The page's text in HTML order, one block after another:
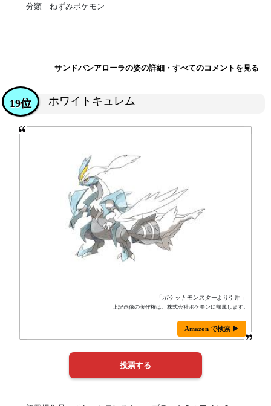
分類 ねずみポケモン
サンドパンアローラの姿の詳細・すべてのコメントを見る
ホワイトキュレム
19位
「ポケットモンスターより引用」
上記画像の著作権は、株式会社ポケモンに帰属します。
Amazon で検索 ▶